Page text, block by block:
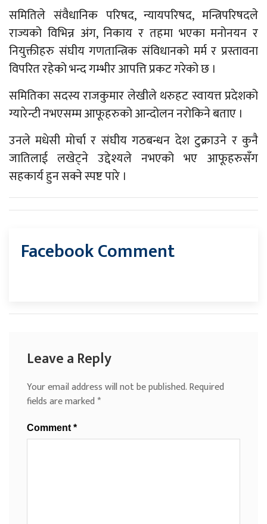
समितिले संवैधानिक परिषद, न्यायपरिषद, मन्त्रिपरिषदले
राज्यको विभिन्न अंग, निकाय र तहमा भएका मनोनयन र
नियुक्तीहरु संघीय गणतान्त्रिक संविधानको मर्म र प्रस्तावना
विपरित रहेको भन्द गम्भीर आपत्ति प्रकट गरेको छ ।
समितिका सदस्य राजकुमार लेखीले थरुहट स्वायत्त प्रदेशको
ग्यारेन्टी नभएसम्म आफूहरुको आन्दोलन नरोकिने बताए ।
उनले मधेसी मोर्चा र संघीय गठबन्धन देश टुक्राउने र कुनै
जातिलाई लखेट्ने उद्देश्यले नभएको भए आफूहरुसँग
सहकार्य हुन सक्ने स्पष्ट पारे ।
Facebook Comment
Leave a Reply
Your email address will not be published.Required
fields are marked*
Comment *